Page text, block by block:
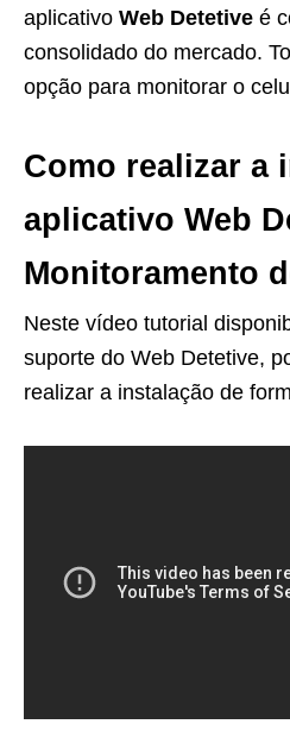
aplicativo Web Detetive é
consolidado do mercado.
opção para monitorar o
Como realizar a
aplicativo Web
Monitoramento
Neste vídeo tutorial
suporte do Web Detetive,
realizar a instalação de